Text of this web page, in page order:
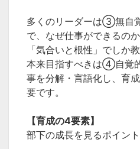
多くのリーダーは③無自
で、なぜ仕事ができるの
「気合いと根性」でしか
本来目指すべきは④自覚
事を分解・言語化し、育
要です。
【育成の4要素】
部下の成長を見るポイン